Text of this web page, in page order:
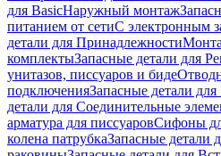
для BasicНаружный монтаж
питанием от сетиС электронным
детали для Принадлежности
комплектыЗапасные детали для
унитазов, писсуаров и биде
подключенияЗапасные детали
детали для Соединительные
арматура для писсуаровCифоны
колена патрубкаЗапасные детали